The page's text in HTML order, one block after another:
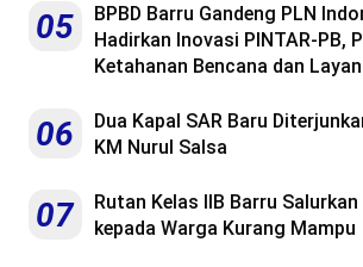
05
BPBD Barru Gandeng PLN
Hadirkan Inovasi PINTAR-PB,
Ketahanan Bencana dan
06
Dua Kapal SAR Baru
KM Nurul Salsa
07
Rutan Kelas IIB Barru
kepada Warga Kurang Mampu